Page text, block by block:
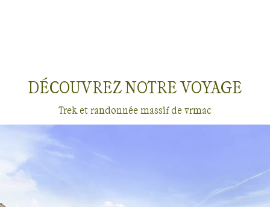
DÉCOUVREZ NOTREVOYAGE
Trek et randonnée massif de vrmac